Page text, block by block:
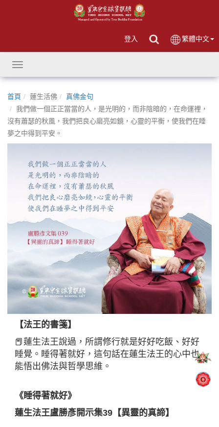
登入 繁體中文
Toggle
navigation
首頁 蓮生活佛
真佛金句
我們做一個正正當當的人，是光明的，而非陰暗的，在命運裡，
沒有蕭瑟的秋風，我們把良心磨亮如鏡，心靈的平衡，使我們在睡
夢之中得到平安。
【法王的書箋】
📕蓮生法王說過，所謂修行就是好好吃飯、好好
睡覺。睡得著就好，這句話在蓮生法王的心中也
能悟出佛法與哲學思維。
《睡得著就好》
蓮生法王盧勝彥開示集39【異靈的真諦】